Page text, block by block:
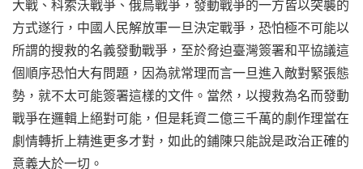
大戰、科索沃戰爭、俄烏戰爭，發動戰爭的一方皆以突襲的
方式遂行，中國人民解放軍一旦決定戰爭，恐怕極不可能以
所謂的搜救的名義發動戰爭，至於脅迫臺灣簽署和平協議這
個順序恐怕大有問題，因為就常理而言一旦進入敵對緊張態
勢，就不太可能簽署這樣的文件。當然，以搜救為名而發動
戰爭在邏輯上絕對可能，但是耗資二億三千萬的劇作理當在
劇情轉折上精進更多才對，如此的鋪陳只能說是政治正確的
意義大於一切。